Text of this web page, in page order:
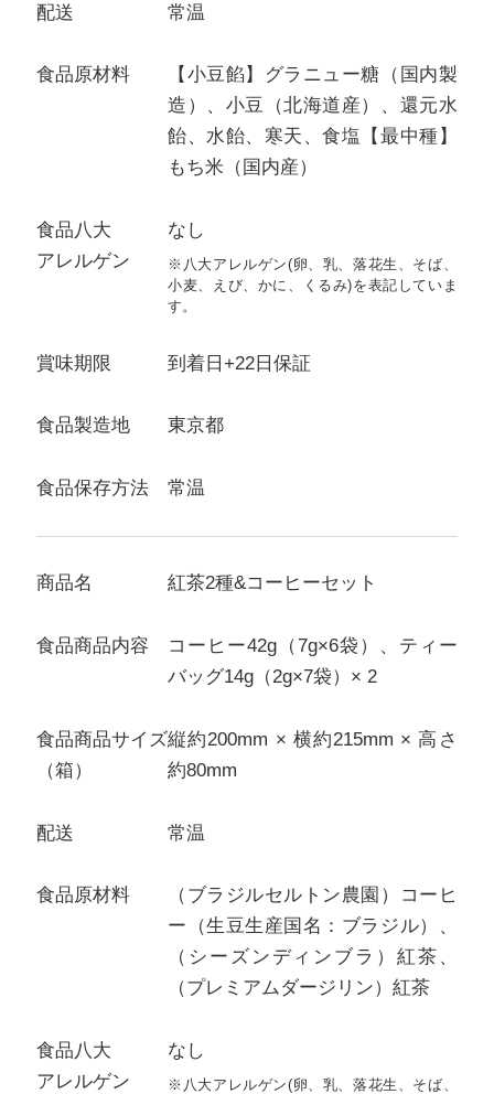
配送 常温
食品原材料
【小豆餡】グラニュー糖（国内製
造）、小豆（北海道産）、還元水
飴、水飴、寒天、食塩【最中種】
もち米（国内産）
食品八大
アレルゲン
なし
※八大アレルゲン(卵、乳、落花生、そば、
小麦、えび、かに、くるみ)を表記していま
す。
賞味期限 到着日+22日保証
食品製造地 東京都
食品保存方法 常温
商品名 紅茶2種&コーヒーセット
食品商品内容
コーヒー42g（7g×6袋）、ティー
バッグ14g（2g×7袋）× 2
食品商品サイズ
（箱）
縦約200mm × 横約215mm × 高さ
約80mm
配送 常温
食品原材料
（ブラジルセルトン農園）コーヒ
ー（生豆生産国名：ブラジル）、
（シーズンディンブラ）紅茶、
（プレミアムダージリン）紅茶
食品八大
アレルゲン
なし
※八大アレルゲン(卵、乳、落花生、そば、